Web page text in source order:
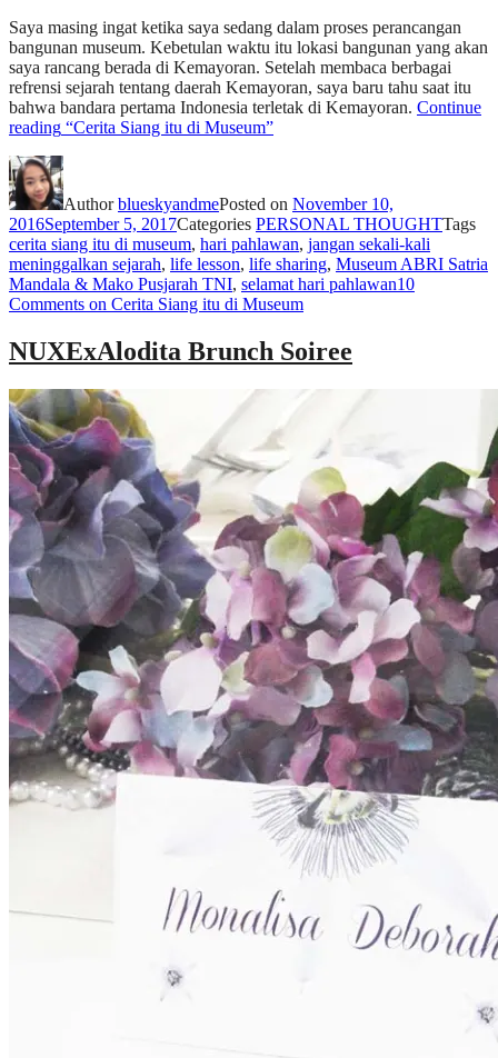
Saya masing ingat ketika saya sedang dalam proses perancangan
bangunan museum. Kebetulan waktu itu lokasi bangunan yang akan
saya rancang berada di Kemayoran. Setelah membaca berbagai
refrensi sejarah tentang daerah Kemayoran, saya baru tahu saat itu
bahwa bandara pertama Indonesia terletak di Kemayoran. Continue
reading “Cerita Siang itu di Museum”
AuthorblueskyandmePosted on November 10,
2016September 5, 2017Categories PERSONAL THOUGHTTags
cerita siang itu di museum, hari pahlawan, jangan sekali-kali
meninggalkan sejarah, life lesson, life sharing, Museum ABRI Satria
Mandala & Mako Pusjarah TNI, selamat hari pahlawan10
Comments on Cerita Siang itu di Museum
NUXExAlodita Brunch Soiree